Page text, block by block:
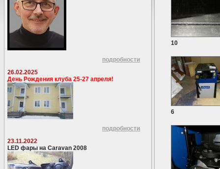
подробности
26.02.2025
День Рождения клуба 25-27 апреля!
подробности
23.11.2022
LED фары на Caravan 2008
10
6